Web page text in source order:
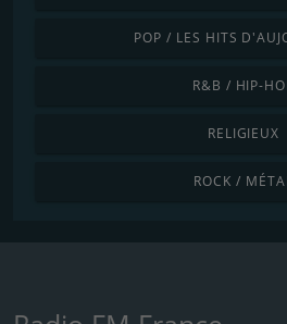
POP / LES HITS
R&B / HIP-
RELIGIEUX
ROCK /